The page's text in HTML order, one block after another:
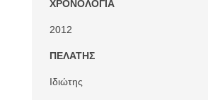
ΧΡΟΝΟΛΟΓΙΑ
2012
ΠΕΛΑΤΗΣ
Ιδιώτης